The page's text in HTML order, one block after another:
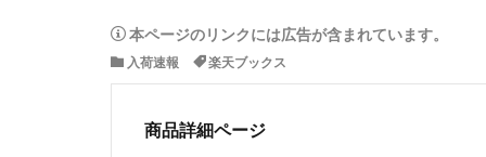
本ページのリンクには広告が含まれています。
入荷速報 楽天ブックス
商品詳細ページ